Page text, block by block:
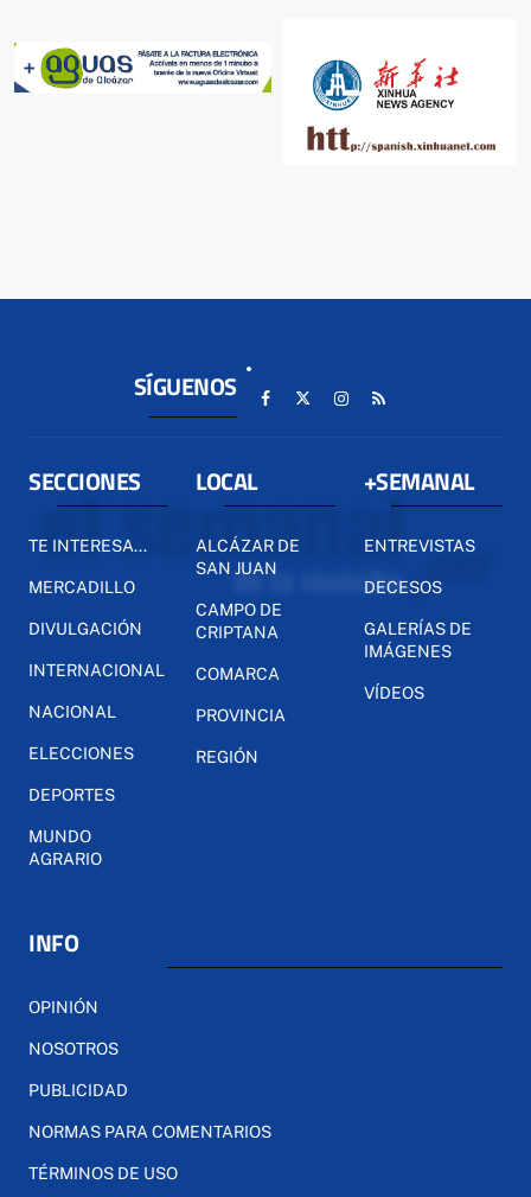
SÍGUENOS
SECCIONES
TE INTERESA...
MERCADILLO
DIVULGACIÓN
INTERNACIONAL
NACIONAL
ELECCIONES
DEPORTES
MUNDO
AGRARIO
LOCAL
ALCÁZAR DE
SAN JUAN
CAMPO DE
CRIPTANA
COMARCA
PROVINCIA
REGIÓN
+SEMANAL
ENTREVISTAS
DECESOS
GALERÍAS DE
IMÁGENES
VÍDEOS
INFO
OPINIÓN
NOSOTROS
PUBLICIDAD
NORMAS PARA COMENTARIOS
TÉRMINOS DE USO